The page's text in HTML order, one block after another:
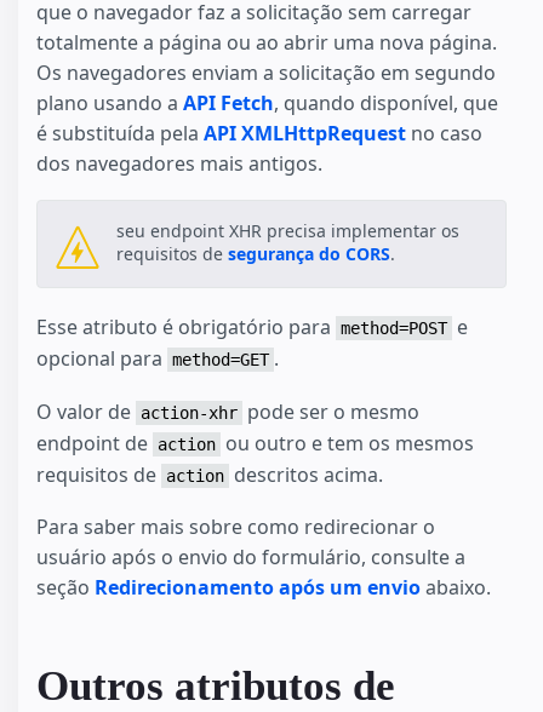
que o navegador faz a solicitação sem carregar
totalmente a página ou ao abrir uma nova página.
Os navegadores enviam a solicitação em segundo
plano usando a API Fetch, quando disponível, que
é substituída pela API XMLHttpRequest no caso
dos navegadores mais antigos.
seu endpoint XHR precisa implementar os
requisitos de segurança do CORS.
Esse atributo é obrigatório para method=POST e
opcional para method=GET .
O valor de action-xhr pode ser o mesmo
endpoint de action ou outro e tem os mesmos
requisitos de action descritos acima.
Para saber mais sobre como redirecionar o
usuário após o envio do formulário, consulte a
seção Redirecionamento após um envioabaixo.
Outros atributos de